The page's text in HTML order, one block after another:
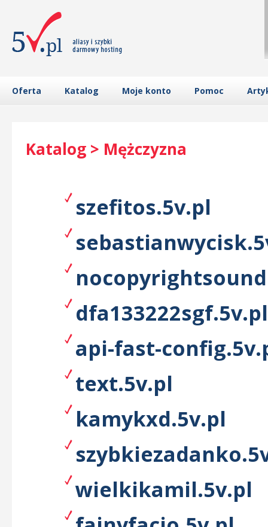
Oferta Katalog Moje konto Pomoc
Katalog > Mężczyzna
szefitos.5v.pl
dfa133222sgf.5v.pl
api-fast-
text.5v.pl
kamykxd.5v.pl
wielkikamil.5v.pl